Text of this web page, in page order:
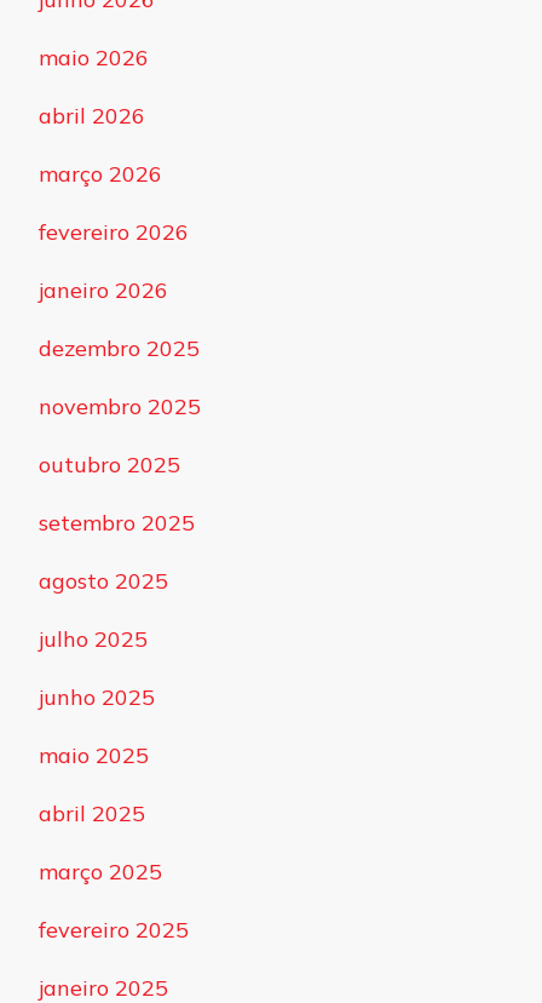
maio 2026
abril 2026
março 2026
fevereiro 2026
janeiro 2026
dezembro 2025
novembro 2025
outubro 2025
setembro 2025
agosto 2025
julho 2025
junho 2025
maio 2025
abril 2025
março 2025
fevereiro 2025
janeiro 2025